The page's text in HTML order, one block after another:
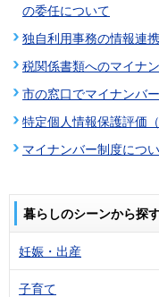
の委任について
独自利用事務の情報連
税関係書類へのマイナ
市の窓口でマイナンバ
特定個人情報保護評価
マイナンバー制度につ
暮らしのシーンから探
妊娠・出産
子育て